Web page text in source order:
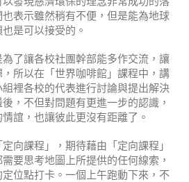
表示雖然稍有不便，但是能為地球
是可以接受的。
了讓各校社團幹部能多作交流，讓
所以在「世界咖啡館」課程中，講
裡各校的代表進行討論與提出解決
，不但對問題有更進一步的認識，
誼，也讓彼此更沒有距離了。
向課程」，期待藉由「定向課程」
要思考地圖上所提供的任何線索，
位點打卡。一個上午跑動下來，不